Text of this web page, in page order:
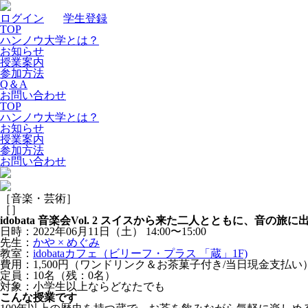
ログイン
学生登録
TOP
ハンノウ大学とは？
お知らせ
授業案内
参加方法
Q＆A
お問い合わせ
TOP
ハンノウ大学とは？
お知らせ
授業案内
参加方法
お問い合わせ
［音楽・芸術］
［ ］
idobata 音楽会Vol. 2 スイスから来た二人とともに、音の旅に
日時：2022年06月11日（土） 14:00〜15:00
先生： かや × めぐみ
教室： idobataカフェ（ビリーフ・プラス 「蔵」1F)
費用：1,500円（ワンドリンク＆お茶菓子付き/当日現金支払い）
定員：10名（残：0名）
対象：小学生以上ならどなたでも
こんな授業です